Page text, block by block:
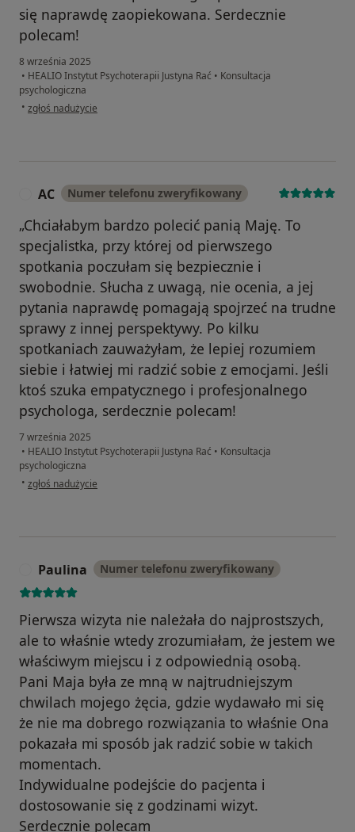
się naprawdę zaopiekowana. Serdecznie
polecam!
8 września 2025
• HEALIO Instytut Psychoterapii Justyna Rać • Konsultacja
psychologiczna
• w opinii użytkownika J
zgłoś nadużycie
AC Numer telefonu zweryfikowany
„Chciałabym bardzo polecić panią Maję. To
specjalistka, przy której od pierwszego
spotkania poczułam się bezpiecznie i
swobodnie. Słucha z uwagą, nie ocenia, a jej
pytania naprawdę pomagają spojrzeć na trudne
sprawy z innej perspektywy. Po kilku
spotkaniach zauważyłam, że lepiej rozumiem
siebie i łatwiej mi radzić sobie z emocjami. Jeśli
ktoś szuka empatycznego i profesjonalnego
psychologa, serdecznie polecam!
7 września 2025
• HEALIO Instytut Psychoterapii Justyna Rać • Konsultacja
psychologiczna
• w opinii użytkownika AC
zgłoś nadużycie
Paulina Numer telefonu zweryfikowany
Pierwsza wizyta nie należała do najprostszych,
ale to właśnie wtedy zrozumiałam, że jestem we
właściwym miejscu i z odpowiednią osobą.
Pani Maja była ze mną w najtrudniejszym
chwilach mojego żęcia, gdzie wydawało mi się
że nie ma dobrego rozwiązania to właśnie Ona
pokazała mi sposób jak radzić sobie w takich
momentach.
Indywidualne podejście do pacjenta i
dostosowanie się z godzinami wizyt.
Serdecznie polecam